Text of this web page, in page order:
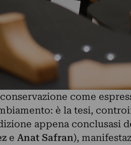
come
è la tesi,
appena conclusasi
e Anat Safran),